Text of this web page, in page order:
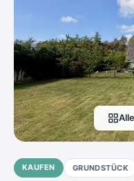
KAUFEN GRUNDSTÜCK